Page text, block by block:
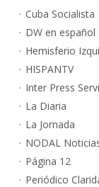
Cuba Socialista
DW en español
Hemisferio
HISPANTV
Inter Press
La Diaria
La Jornada
NODAL
Página 12
Periódico